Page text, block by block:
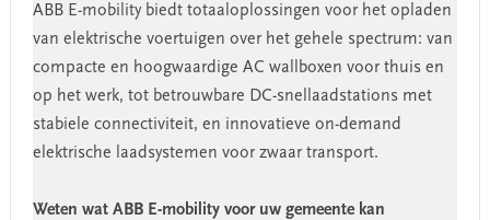
ABB E-mobility biedt totaaloplossingen voor het opladen
van elektrische voertuigen over het gehele spectrum: van
compacte en hoogwaardige AC wallboxen voor thuis en
op het werk, tot betrouwbare DC-snellaadstations met
stabiele connectiviteit, en innovatieve on-demand
elektrische laadsystemen voor zwaar transport.
Weten wat ABB E-mobility voor uw gemeente kan